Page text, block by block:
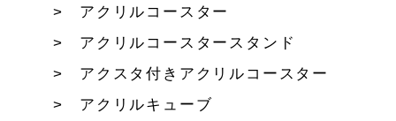
アクリルコースター
アクリルコースタースタンド
アクスタ付きアクリルコースター
アクリルキューブ